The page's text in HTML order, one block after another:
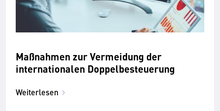
Maßnahmen zur Vermeidung der
internationalen Doppelbesteuerung
Weiterlesen